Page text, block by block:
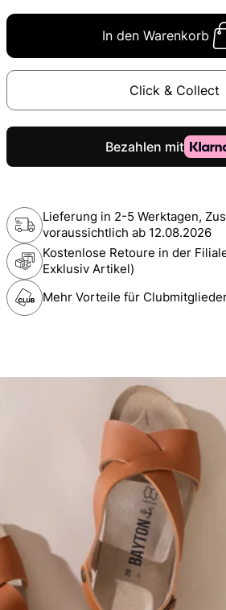
In den Warenkorb
Click & Collect
Lieferung in 2-5 Werktagen,
voraussichtlich ab 12.08.2026
Kostenlose Retoure in der
Exklusiv Artikel)
Mehr Vorteile für